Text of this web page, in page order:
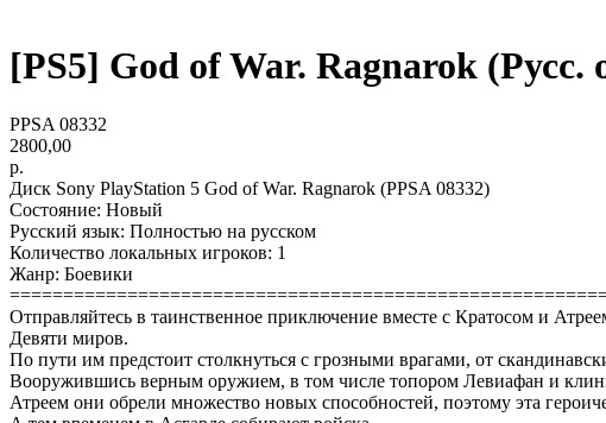
[PS5] God of War. Ragnarok (Русс.
PPSA 08332
2800,00
р.
Диск Sony PlayStation 5 God of War. Ragnarok (PPSA 08332)
Состояние: Новый
Русский язык: Полностью на русском
Количество локальных игроков: 1
Жанр: Боевики
Отправляйтесь в таинственное приключение вместе с Кратосом и
Девяти миров.
По пути им предстоит столкнуться с грозными врагами, от
Вооружившись верным оружием, в том числе топором Левиафан и
Атреем они обрели множество новых способностей, поэтому эта